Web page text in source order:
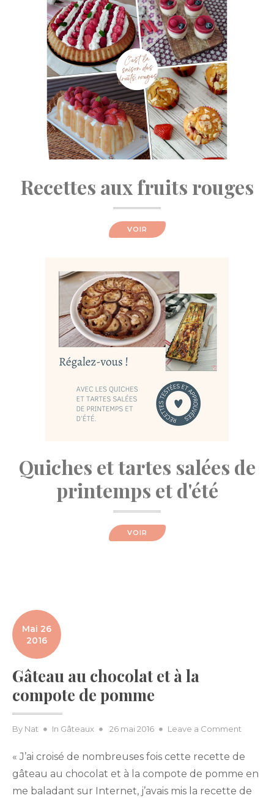
Recettes aux fruits rouges
VOIR
Quiches et tartes salées de
printemps et d'été
VOIR
Mai 26
2016
Gâteau au chocolat et à la
compote de pomme
By Nat In Gâteaux
Posted
26 mai 2016 Leave a Comment
au
et
« J’ai croisé de nombreuses fois cette recette de
gâteau au chocolat et à la compote de pomme en
me baladant sur Internet, j’avais mis la recette de